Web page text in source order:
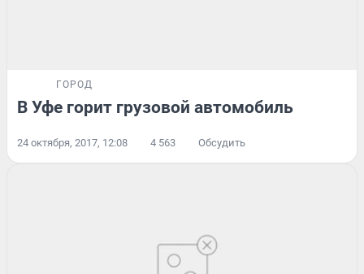
ГОРОД
В Уфе горит грузовой автомобиль
24 октября, 2017, 12:08 4 563 Обсудить